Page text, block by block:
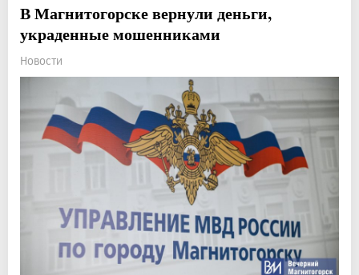
В Магнитогорске вернули деньги,
украденные мошенниками
Новости